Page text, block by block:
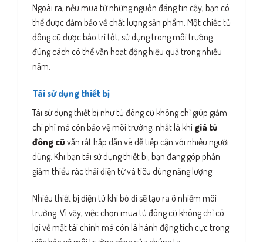
Ngoài ra, nếu mua từ những nguồn đáng tin cậy, bạn có
thể được đảm bảo về chất lượng sản phẩm. Một chiếc tủ
đông cũ được bảo trì tốt, sử dụng trong môi trường
đúng cách có thể vẫn hoạt động hiệu quả trong nhiều
năm.
Tái sử dụng thiết bị
Tái sử dụng thiết bị như tủ đông cũ không chỉ giúp giảm
chi phí mà còn bảo vệ môi trường, nhất là khi giá tủ
đông cũ vẫn rất hấp dẫn và dễ tiếp cận với nhiều người
dùng. Khi bạn tái sử dụng thiết bị, bạn đang góp phần
giảm thiểu rác thải điện tử và tiêu dùng năng lượng.
Nhiều thiết bị điện tử khi bỏ đi sẽ tạo ra ô nhiễm môi
trường. Vì vậy, việc chọn mua tủ đông cũ không chỉ có
lợi về mặt tài chính mà còn là hành động tích cực trong